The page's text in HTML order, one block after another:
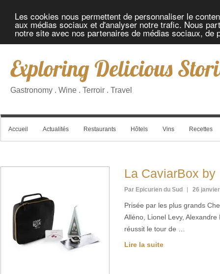
Les cookies nous permettent de personnaliser le
aux médias sociaux et d'analyser notre trafic. Nous
notre site avec nos partenaires de médias sociaux, de
Exploring Delicious
Gastronomy . Wine . Terroir . Travel
Accueil Actualités Restaurants Hôtels Vins Recettes
La CaviarBox by
Par Epicurien du Sud 26
Prisée par les plus grands
Alléno, Lionel Levy,
réussit le tour de …
Lire la suite